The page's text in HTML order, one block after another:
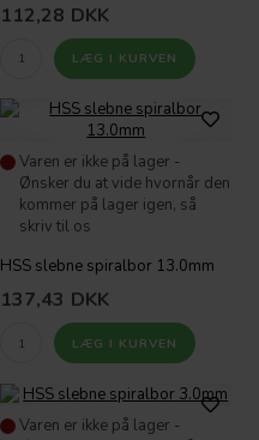
112,28 DKK
Varen er ikke på lager -
Ønsker du at vide hvornår den
kommer på lager igen, så
skriv til os
HSS slebne spiralbor 13.0mm
137,43 DKK
Varen er ikke på lager -